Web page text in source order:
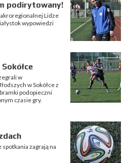
podirytowany!
Lidze
wypowiedzi
w
w Sokółce z
podopieczni
czasie gry.
zagrają na